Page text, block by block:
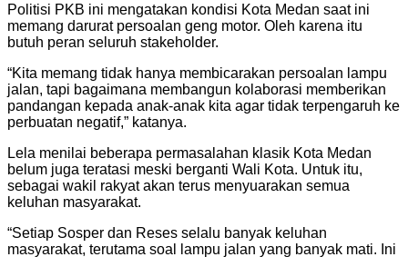
Politisi PKB ini mengatakan kondisi Kota Medan saat ini
memang darurat persoalan geng motor. Oleh karena itu
butuh peran seluruh stakeholder.
“Kita memang tidak hanya membicarakan persoalan lampu
jalan, tapi bagaimana membangun kolaborasi memberikan
pandangan kepada anak-anak kita agar tidak terpengaruh ke
perbuatan negatif,” katanya.
Lela menilai beberapa permasalahan klasik Kota Medan
belum juga teratasi meski berganti Wali Kota. Untuk itu,
sebagai wakil rakyat akan terus menyuarakan semua
keluhan masyarakat.
“Setiap Sosper dan Reses selalu banyak keluhan
masyarakat, terutama soal lampu jalan yang banyak mati. Ini